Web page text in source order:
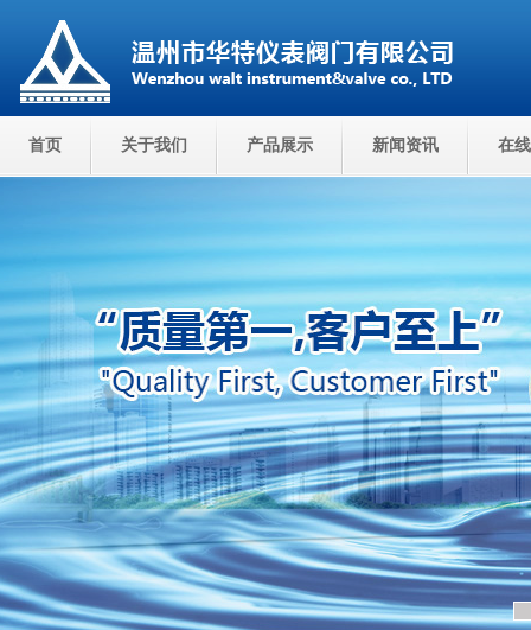
首页 关于我们 产品展示 新闻资讯 在